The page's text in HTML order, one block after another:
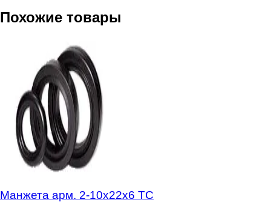
Похожие товары
Манжета арм. 2-10х22х6 ТC